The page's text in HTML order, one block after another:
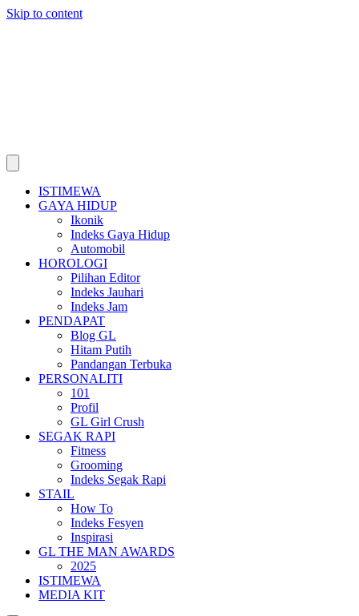
Skip to content
ISTIMEWA
GAYA HIDUP
Ikonik
Indeks Gaya Hidup
Automobil
HOROLOGI
Pilihan Editor
Indeks Jauhari
Indeks Jam
PENDAPAT
Blog GL
Hitam Putih
Pandangan Terbuka
PERSONALITI
101
Profil
GL Girl Crush
SEGAK RAPI
Fitness
Grooming
Indeks Segak Rapi
STAIL
How To
Indeks Fesyen
Inspirasi
GL THE MAN AWARDS
2025
ISTIMEWA
MEDIA KIT